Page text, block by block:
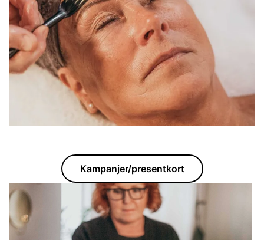
Kampanjer/presentkort